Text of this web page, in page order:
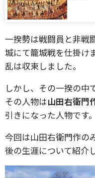
一揆勢は戦闘員と非戦
城にて籠城戦を仕掛け
乱は収束しました。
しかし、その一揆の中
その人物は山田右衛門
引きになった人物です。
今回は山田右衛門作の
後の生涯について紹介